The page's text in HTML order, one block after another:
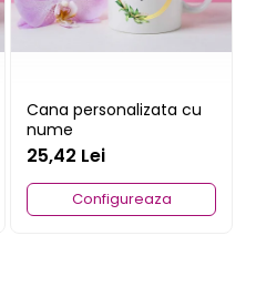
Cana personalizata cu
nume
25,42 Lei
Configureaza